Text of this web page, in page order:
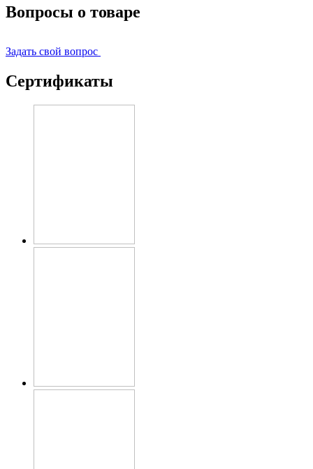
Вопросы о товаре
Задать свой вопрос
Сертификаты